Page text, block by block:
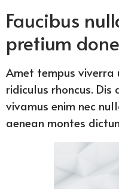
Faucibus
pretium
Amet tempus viverra
ridiculus rhoncus. Dis
vivamus enim nec
aenean montes